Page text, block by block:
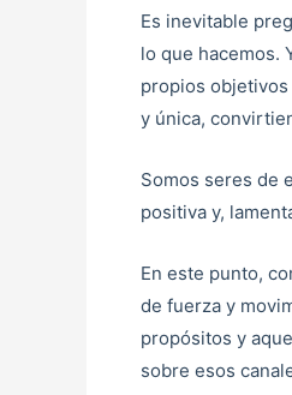
Es inevitable
lo que hacemos.
propios objetivos
y única,
Somos seres de
positiva y,
En este punto,
de fuerza y
propósitos y
sobre esos